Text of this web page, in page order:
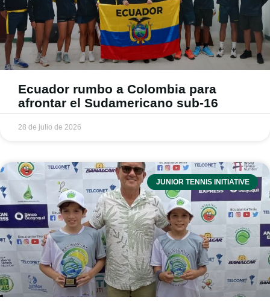
Ecuador rumbo a Colombia para
afrontar el Sudamericano sub-16
28 de julio de 2026
JUNIOR TENNIS INITIATIVE